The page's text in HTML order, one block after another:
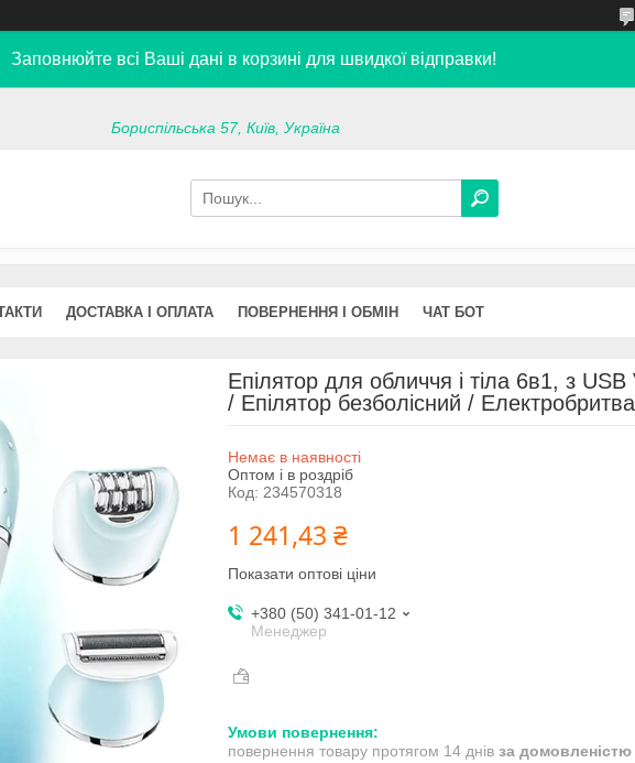
Заповнюйте всі Ваші дані в корзині для швидкої відправки!
Бориспільська 57, Київ, Україна
ДОСТАВКА І ОПЛАТА ПОВЕРНЕННЯ І ОБМІН ЧАТ БОТ
Епілятор для обличчя і тіла 6в1, з
/ Епілятор безболісний / Електробритва
Немає в наявності
Оптом і в роздріб
Код: 234570318
1 241,43 ₴
Показати оптові ціни
+380 (50) 341-01-12
Менеджер
повернення товару протягом 14 днів за домовленістю